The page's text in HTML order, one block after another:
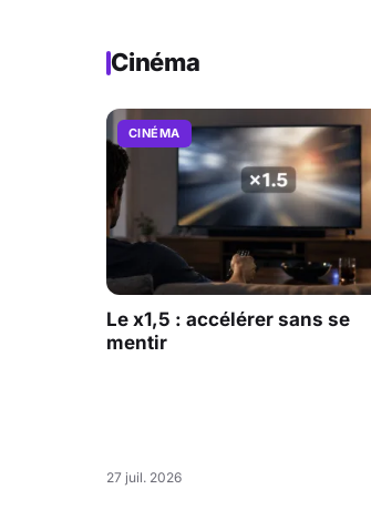
Cinéma
CINÉMA
Le x1,5 : accélérer sans se
mentir
27 juil. 2026